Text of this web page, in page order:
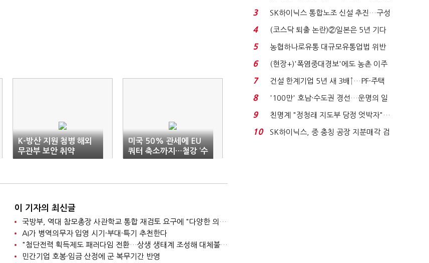
K-방산 지원 첨병 해외
무관부 보안 취약
미국 50% 관세에 EU
쿼터 축소까지…철강 ‘수
출 절벽’ 현실화
이 기자의 최신글
국방부, 역대 참모총장 사관학교 통합 재검토 요구에 "다양한 의견 수렴해 합리적 시스템 만들 것"
AI가 병역의무자 입영 시기·부대·특기 추천한다
"첨단전력 획득제도 패러다임 전환…상생 생태계 조성해 대체불가 K-방산 도약"
민간기업 호봉·임금 산정에 군 복무기간 반영
세 이어진다...
3
SK하이닉스 통합노조 신설 추진…구성
원 간 성과급 불...
4
(코스닥 퇴출 논란)②일본은 5년 기다
려주는데 우리는 ...
5
농협하나로유통 대규모유통업법 위반
적발…공정위, 과...
6
(현장+)'폭염중대경보'에도 농촌 이주
노동자는 강행군…'야...
7
건설 한계기업 5년 새 3배↑…PF·주택
침체에 재무 ...
8
'100만' 호남·수도권 경선…운명의 일
주일
9
친명계 "정청래 지도부 당정 엇박자"…
친청계 "신천지 오...
10
SK하이닉스, 중 충칭 공장 지분매각 검